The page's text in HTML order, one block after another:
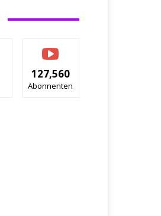
127,560
Abonnenten